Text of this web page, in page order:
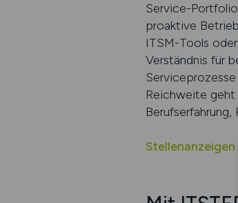
Service-
proaktive
ITSM-Tools
Verständnis für
Reichweite geht